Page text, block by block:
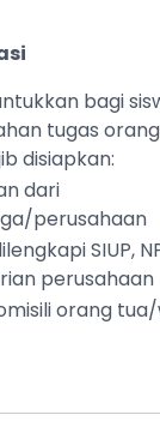
bagi
tugas
disiapkan:
dari
perusahaan
SIUP,
perusahaan
orang